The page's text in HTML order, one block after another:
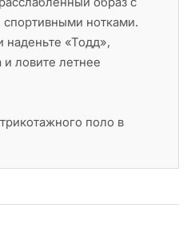
нотками.
наденьте «Тодд»,
и ловите летнее
поло в